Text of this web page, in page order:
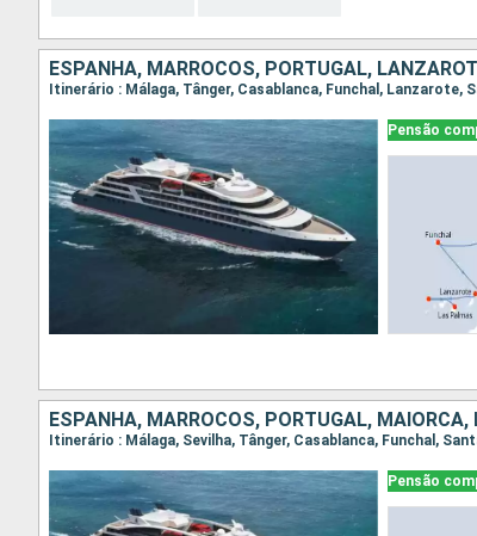
ESPANHA, MARROCOS, PORTUGAL,
Itinerário : Málaga, Tânger, Casablanca, Funchal, Lanzarote,
Pensão
ESPANHA, MARROCOS, PORTUGAL, MAIORCA,
Itinerário : Málaga, Sevilha, Tânger, Casablanca, Funchal,
Pensão